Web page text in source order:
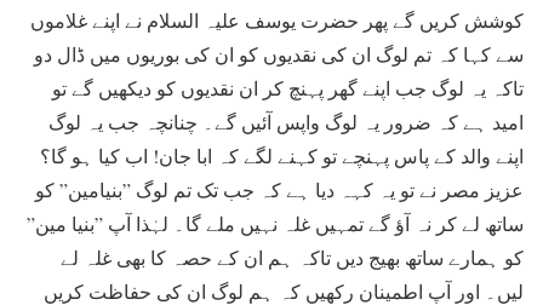
کوشش کریں گے پھر حضرت یوسف علیہ السلام نے اپنے غلاموں
سے کہا کہ تم لوگ ان کی نقدیوں کو ان کی بوریوں میں ڈال دو
تاکہ یہ لوگ جب اپنے گھر پہنچ کر ان نقدیوں کو دیکھیں گے تو
امید ہے کہ ضرور یہ لوگ واپس آئیں گے۔ چنانچہ جب یہ لوگ
اپنے والد کے پاس پہنچے تو کہنے لگے کہ ابا جان! اب کیا ہو گا؟
عزیز مصر نے تو یہ کہہ دیا ہے کہ جب تک تم لوگ ”بنیامین” کو
ساتھ لے کر نہ آؤ گے تمہیں غلہ نہیں ملے گا۔ لہٰذا آپ ”بنیا مین”
کو ہمارے ساتھ بھیج دیں تاکہ ہم ان کے حصہ کا بھی غلہ لے
لیں۔ اور آپ اطمینان رکھیں کہ ہم لوگ ان کی حفاظت کریں